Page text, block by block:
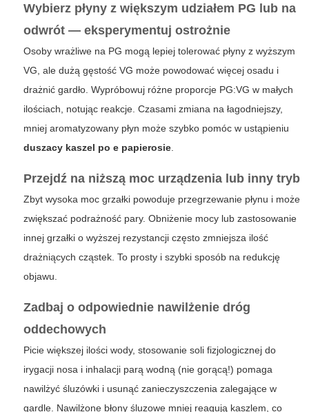
Wybierz płyny z większym udziałem PG lub na
odwrót — eksperymentuj ostrożnie
Osoby wrażliwe na PG mogą lepiej tolerować płyny z wyższym
VG, ale dużą gęstość VG może powodować więcej osadu i
drażnić gardło. Wypróbowuj różne proporcje PG:VG w małych
ilościach, notując reakcje. Czasami zmiana na łagodniejszy,
mniej aromatyzowany płyn może szybko pomóc w ustąpieniu
duszacy kaszel po e papierosie
Przejdź na niższą moc urządzenia lub inny tryb
Zbyt wysoka moc grzałki powoduje przegrzewanie płynu i może
zwiększać podrażność pary. Obniżenie mocy lub zastosowanie
innej grzałki o wyższej rezystancji często zmniejsza ilość
drażniących cząstek. To prosty i szybki sposób na redukcję
objawu.
Zadbaj o odpowiednie nawilżenie dróg
oddechowych
Picie większej ilości wody, stosowanie soli fizjologicznej do
irygacji nosa i inhalacji parą wodną (nie gorącą!) pomaga
nawilżyć śluzówki i usunąć zanieczyszczenia zalegające w
gardle. Nawilżone błony śluzowe mniej reagują kaszlem, co